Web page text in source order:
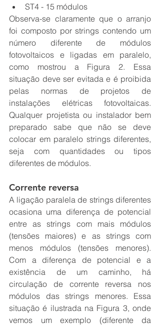
ST4 - 15 módulos
Observa-se claramente que o arranjo
foi composto por strings contendo um
número diferente de módulos
fotovoltaicos e ligadas em paralelo,
como mostrou a Figura 2. Essa
situação deve ser evitada e é proibida
pelas normas de projetos de
instalações elétricas fotovoltaicas.
Qualquer projetista ou instalador bem
preparado sabe que não se deve
colocar em paralelo strings diferentes,
seja com quantidades ou tipos
diferentes de módulos.
Corrente reversa
A ligação paralela de strings diferentes
ocasiona uma diferença de potencial
entre as strings com mais módulos
(tensões maiores) e as strings com
menos módulos (tensões menores).
Com a diferença de potencial e a
existência de um caminho, há
circulação de corrente reversa nos
módulos das strings menores. Essa
situação é ilustrada na Figura 3, onde
vemos um exemplo (diferente da